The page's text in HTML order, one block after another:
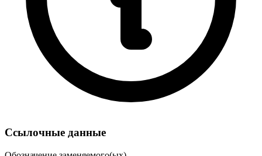
Ссылочные данные